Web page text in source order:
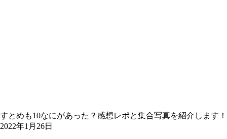
すとめも10なにがあった？感想レポと集合写真を紹介します！
2022年1月26日